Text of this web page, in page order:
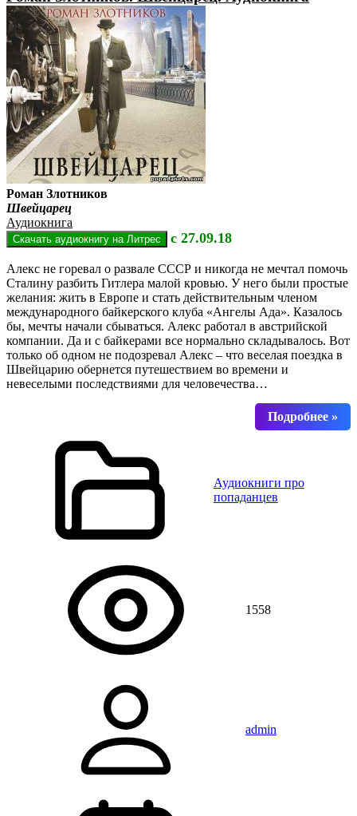
Роман Злотников
Швейцарец
Аудиокнига
с 27.09.18
Алекс не горевал о развале СССР и никогда не мечтал помочь
Сталину разбить Гитлера малой кровью. У него были простые
желания: жить в Европе и стать действительным членом
международного байкерского клуба «Ангелы Ада». Казалось
бы, мечты начали сбываться. Алекс работал в австрийской
компании. Да и с байкерами все нормально складывалось. Вот
только об одном не подозревал Алекс – что веселая поездка в
Швейцарию обернется путешествием во времени и
невеселыми последствиями для человечества…
Аудиокниги про
попаданцев
1558
admin